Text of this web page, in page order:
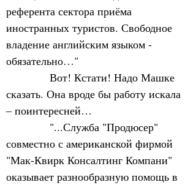
референта сектора приёма
иностранных туристов. Свободное
владение английским языком -
обязательно…"
Вот! Кстати! Надо Машке
сказать. Она вроде бы работу искала
– поинтересней…
"...Служба "Продюсер"
совместно с американской фирмой
"Мак-Квирк Консалтинг Компани"
оказывает разнообразную помощь в